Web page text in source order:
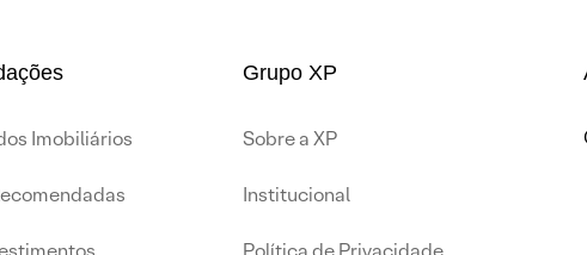
Imobiliários
Grupo XP
Sobre a XP
Institucional